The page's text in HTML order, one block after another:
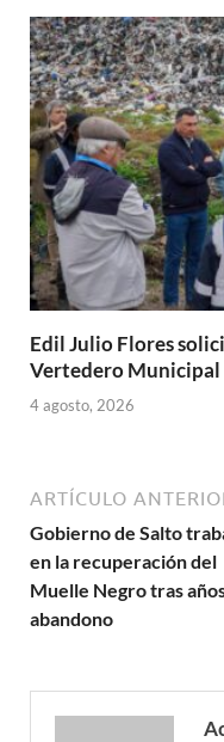
Edil Julio Flores
Vertedero Municipal
4 agosto, 2026
ARTÍCULO
Gobierno de Salto
en la recuperación del
Muelle Negro tras
abandono